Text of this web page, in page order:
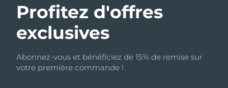
Profitez d'offres
exclusives
Abonnez-vous et bénéficiez de 15% de remise sur
votre première commande !